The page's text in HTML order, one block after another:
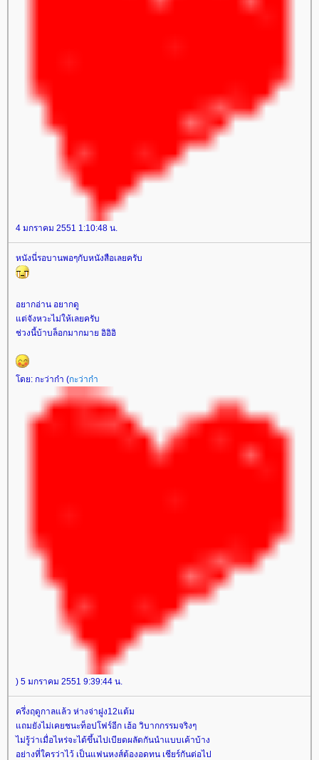
4 มกราคม 2551 1:10:48 น.
หนังนี่รอบานพอๆกับหนังสือเลยครับ
อยากอ่าน อยากดู
ต่จังหวะไม่ให้เลยครับ
ช่วงนี้บ้าบล็อกมากมาย อิอิอิ
ดย: กะว่าก๋า (กะว่าก๋า
) 5 มกราคม 2551 9:39:44 น.
ครึ่งฤดูกาลแล้ว ห่างจ่าฝูง12แต้ม
ถมยังไม่เคยชนะท็อปโฟร์อีก เฮ้อ วิบากกรรมจริงๆ
ไม่รู้ว่าเมื่อไหร่จะได้ขึ้นไปเบียดผลัดกันนำแบบเค้าบ้าง
อย่างที่ใครว่าไว้ เป็นแฟนหงส์ต้องอดทน เชียร์กันต่อไป